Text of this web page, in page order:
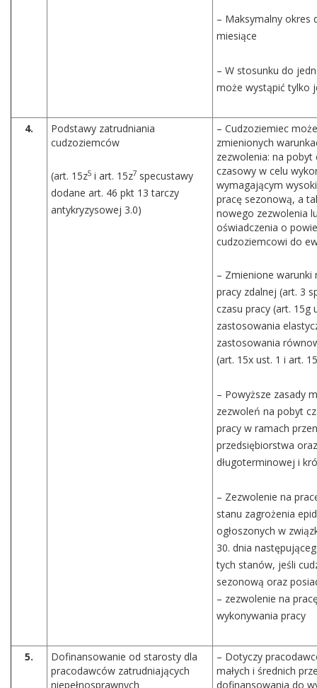
– Maksymalny okres
miesiące
– W stosunku do
może wystąpić tylko
4.
Podstawy zatrudniania
cudzoziemców
(art. 15z5 i art. 15z7 specustawy
dodane art. 46 pkt 13 tarczy
antykryzysowej 3.0)
– Cudzoziemiec
zmienionych
zezwolenia: na
czasowy w celu
wymagającym
pracę sezonową, a
nowego zezwolenia
oświadczenia o
cudzoziemcowi do
– Zmienione warunki
pracy zdalnej (art. 3
czasu pracy (art. 15g
zastosowania
zastosowania
(art. 15x ust. 1 i art.
– Powyższe zasady
zezwoleń na pobyt
pracy w ramach
przedsiębiorstwa
długoterminowej i
– Zezwolenie na
stanu zagrożenia
ogłoszonych w
30. dnia
tych stanów, jeśli
sezonową oraz
– zezwolenie na
wykonywania pracy
5.
Dofinansowanie od starosty dla
pracodawców zatrudniających
niepełnosprawnych
– Dotyczy
małych i średnich
dofinansowania do